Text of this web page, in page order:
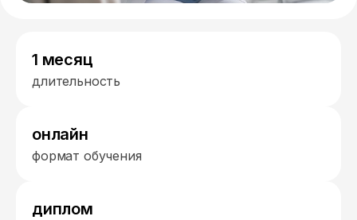
1 месяц
длительность
онлайн
формат обучения
диплом